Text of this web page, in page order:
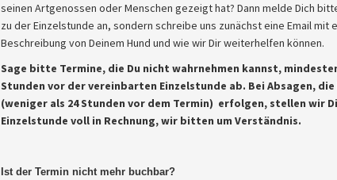
seinen Artgenossen oder Menschen gezeigt hat? Dann melde Dich
zu der Einzelstunde an, sondern schreibe uns zunächst eine Email mit
Beschreibung von Deinem Hund und wie wir Dir weiterhelfen können.
Sage bitte Termine, die Du nicht wahrnehmen kannst,
Stunden vor der vereinbarten Einzelstunde ab. Bei Absagen,
(weniger als 24 Stunden vor dem Termin) erfolgen, stellen wir
Einzelstunde voll in Rechnung, wir bitten um Verständnis.
Ist der Termin nicht mehr buchbar?